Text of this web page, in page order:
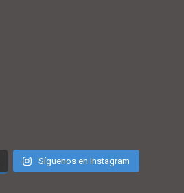
Síguenos en Instagram